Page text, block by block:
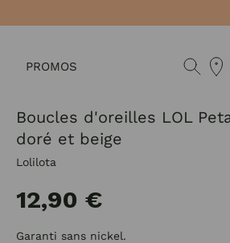
PROMOS
Boucles d'oreilles LOL
doré et beige
Lolilota
12,90 €
Garanti sans nickel.